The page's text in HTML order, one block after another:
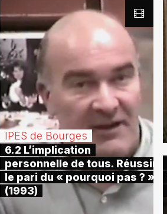
IPES de Bourges
6.2 L’implication
personnelle de tous. Réussir
le pari du « pourquoi pas ? »
(1993)